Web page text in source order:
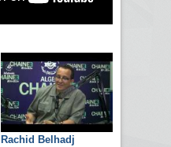
Rachid Belhadj